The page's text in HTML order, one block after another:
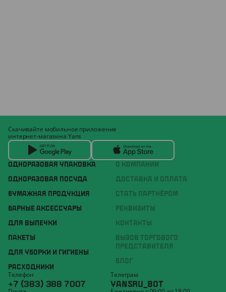
ОДНОРАЗОВАЯ УПАКОВКА
ОДНОРАЗОВАЯ ПОСУДА
БУМАЖНАЯ ПРОДУКЦИЯ
БАРНЫЕ АКСЕССУАРЫ
ДЛЯ ВЫПЕЧКИ
ПАКЕТЫ
ДЛЯ УБОРКИ И ГИГИЕНЫ
РАСХОДНИКИ
О КОМПАНИИ
ДОСТАВКА И ОПЛАТА
СТАТЬ ПАРТНЁРОМ
РЕКВИЗИТЫ
КОНТАКТЫ
ВЫЗОВ ТОРГОВОГО
ПРЕДСТАВИТЕЛЯ
БЛОГ
Скачивайте мобильное приложение
интернет-магазина Yans
Телефон
+7 (383) 388 7007
Телеграм
YANSRU_BOT